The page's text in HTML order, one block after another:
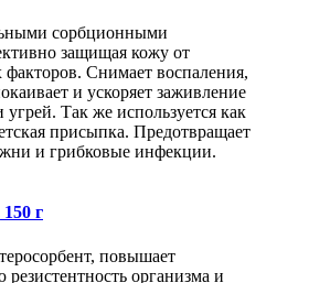
сорбционными
защищая кожу от
Снимает воспаления,
и ускоряет заживление
угрей. Так же используется как
присыпка. Предотвращает
и грибковые инфекции.
г
повышает
организма и